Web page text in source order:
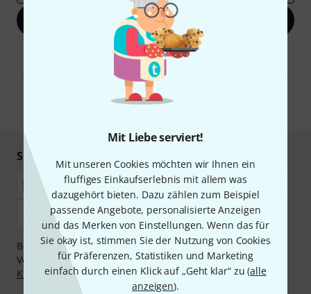
Mit Liebe serviert!
Mit unseren Cookies möchten wir Ihnen ein
fluffiges Einkaufserlebnis mit allem was
dazugehört bieten. Dazu zählen zum Beispiel
passende Angebote, personalisierte Anzeigen
und das Merken von Einstellungen. Wenn das für
Sie okay ist, stimmen Sie der Nutzung von Cookies
für Präferenzen, Statistiken und Marketing
einfach durch einen Klick auf „Geht klar“ zu (alle
anzeigen).
Jetzt anmelden
Mit Klick auf „Jetzt anmelden“ stimmen Sie dem Erhalt von E-Mail-
Werbung und einer Messung des E-Mail-Nutzungsverhaltens zu. Die
Abmeldung ist jederzeit möglich. Weitere Informationen finden Sie in
unserenDatenschutzhinweisen
* Pflichtfeld
Sicher einkaufen & bezahlen
Bezahlen Sie vertraulich und sicher per Nachnahme,
Vorkasse, PayPal, Amazon Pay,Klarna Sofort bezahlen
Klarna Ratenzahlungoder Kreditkarte.